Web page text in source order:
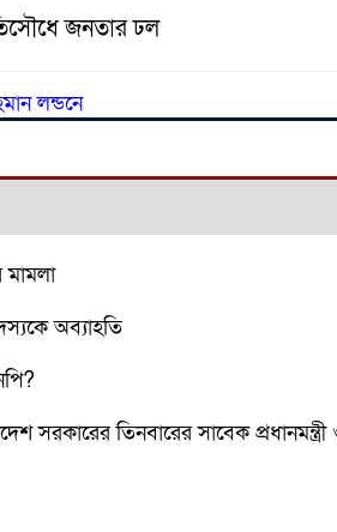
জনতার ঢল
লন্ডনে
মামলা
অব্যাহতি
সরকারের তিনবারের সাবেক